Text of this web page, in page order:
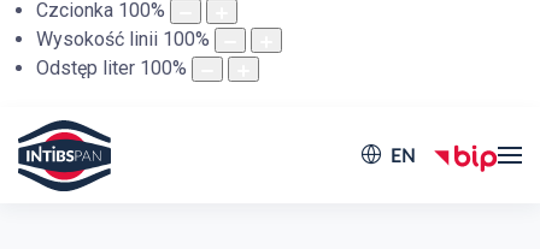
Czcionka 100%
Wysokość linii 100%
Odstęp liter 100%
EN